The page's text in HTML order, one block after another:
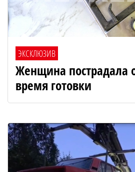
ЭКСКЛЮЗИВ
Женщина пострадала
время готовки